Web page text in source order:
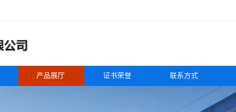
产品展厅 证书荣誉 联系方式